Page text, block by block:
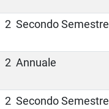
2 Secondo Semestre
2 Annuale
2 Secondo Semestre